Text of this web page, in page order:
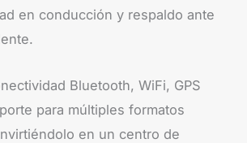
en conducción y respaldo ante
Bluetooth, WiFi, GPS
para múltiples formatos
en un centro de